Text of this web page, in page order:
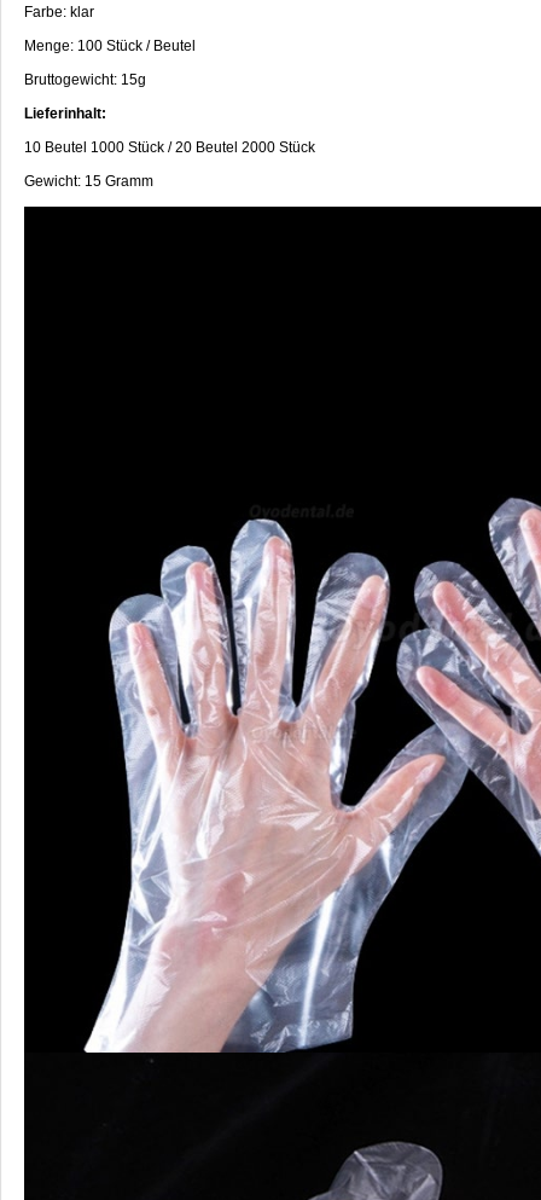
Farbe: klar
Menge: 100 Stück / Beutel
Bruttogewicht: 15g
Lieferinhalt:
10 Beutel 1000 Stück / 20 Beutel 2000 Stück
Gewicht: 15 Gramm